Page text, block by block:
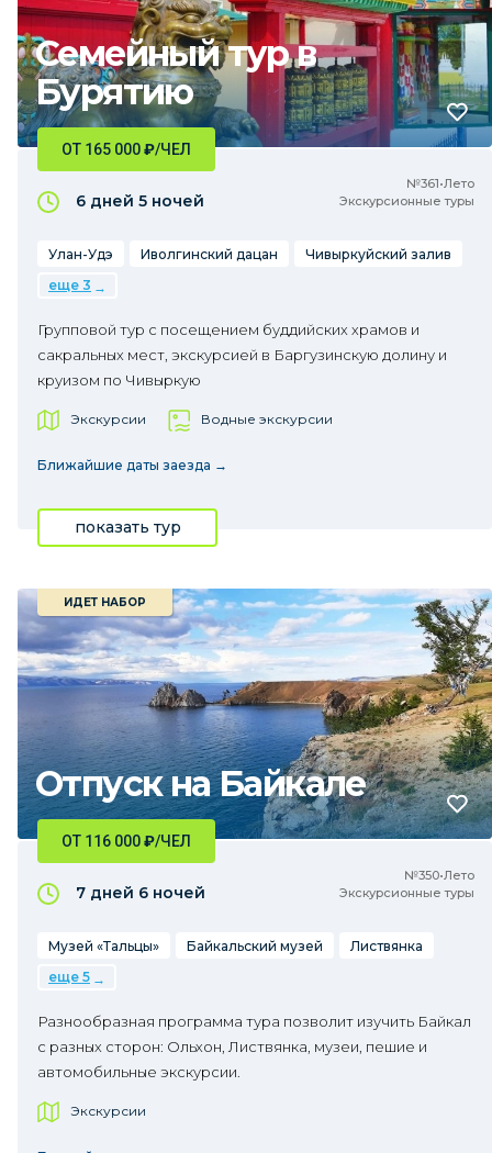
Семейный тур в
Бурятию
№361•Лето
Экскурсионные туры
ОТ 165 000₽/ЧЕЛ
6 дней 5 ночей
Улан-Удэ Иволгинский дацан
Чивыркуйский залив
еще 3
Групповой тур с посещением буддийских храмов и
сакральных мест, экскурсией в Баргузинскую долину и
круизом по Чивыркую
Экскурсии Водные экскурсии
Ближайшие даты заезда →
показать тур
Отпуск на Байкале
ИДЕТ НАБОР
№350•Лето
Экскурсионные туры
ОТ 116 000₽/ЧЕЛ
7 дней 6 ночей
Музей «Тальцы» Байкальский музей
Листвянка
еще 5
Разнообразная программа тура позволит изучить Байкал
с разных сторон: Ольхон, Листвянка, музеи, пешие и
автомобильные экскурсии.
Экскурсии